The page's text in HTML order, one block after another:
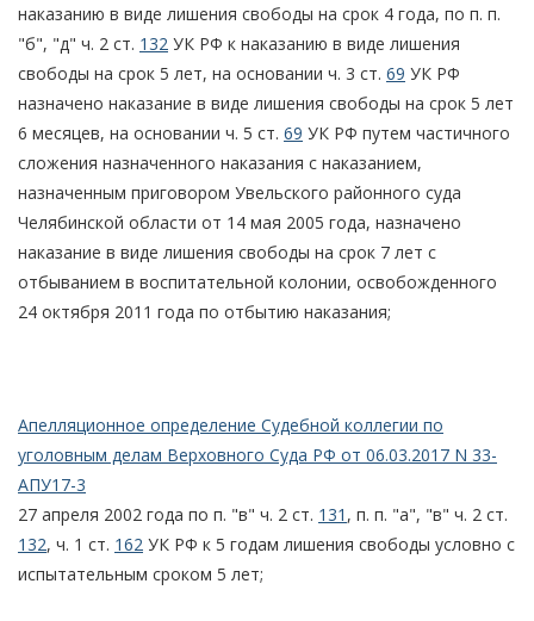
наказанию в виде лишения свободы на срок 4 года, по п. п.
"б", "д" ч. 2 ст. 132 УК РФ к наказанию в виде лишения
свободы на срок 5 лет, на основании ч. 3 ст. 69 УК РФ
назначено наказание в виде лишения свободы на срок 5 лет
6 месяцев, на основании ч. 5 ст. 69 УК РФ путем частичного
сложения назначенного наказания с наказанием,
назначенным приговором Увельского районного суда
Челябинской области от 14 мая 2005 года, назначено
наказание в виде лишения свободы на срок 7 лет с
отбыванием в воспитательной колонии, освобожденного
24 октября 2011 года по отбытию наказания;
Апелляционное определение Судебной коллегии по
уголовным делам Верховного Суда РФ от 06.03.2017 N 33-
АПУ17-3
27 апреля 2002 года по п. "в" ч. 2 ст. 131 , п. п. "а", "в" ч. 2 ст.
132, ч. 1 ст. 162 УК РФ к 5 годам лишения свободы условно с
испытательным сроком 5 лет;